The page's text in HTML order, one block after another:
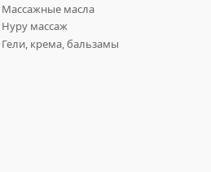
Массажные масла
Нуру массаж
Гели, крема, бальзамы